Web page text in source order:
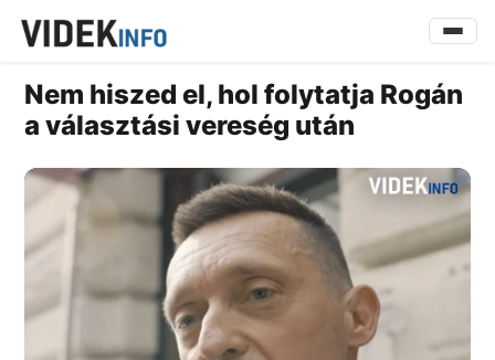
Nem hiszed el, hol folytatja Rogán
a választási vereség után